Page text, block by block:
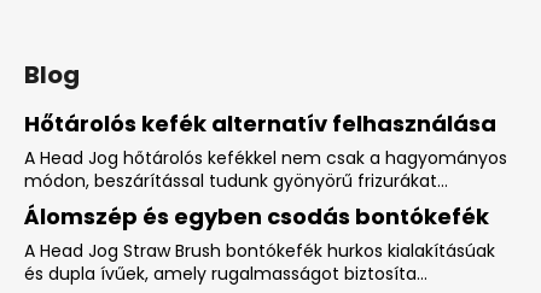
Blog
Hőtárolós kefék alternatív felhasználása
A Head Jog hőtárolós kefékkel nem csak a hagyományos
módon, beszárítással tudunk gyönyörű frizurákat...
Álomszép és egyben csodás bontókefék
A Head Jog Straw Brush bontókefék hurkos kialakításúak
és dupla ívűek, amely rugalmasságot biztosíta...